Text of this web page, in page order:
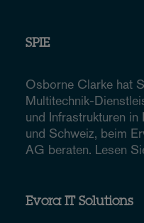
SPIE
Osborne Clarke hat
Multitechnik-
und Infrastrukturen
und Schweiz, beim
AG beraten. Lesen
Evora IT Solutions